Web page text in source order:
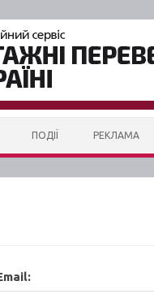
ПОДІЇ РЕКЛАМА